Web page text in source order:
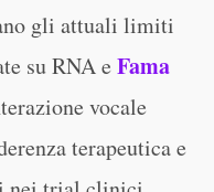
gli attuali limiti
su RNA e Fama
vocale
terapeutica e